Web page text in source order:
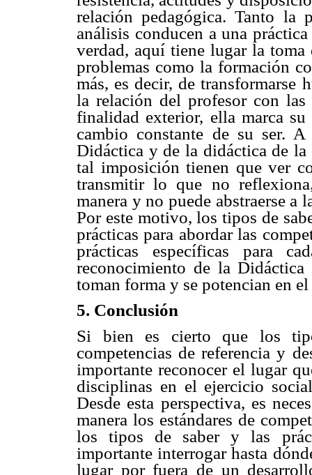
relación pedagógica. Tanto la
análisis conducen a una
verdad, aquí tiene lugar la
problemas como la formación
más, es decir, de transformarse
la relación del profesor con las
finalidad exterior, ella marca
cambio constante de su ser.
Didáctica y de la didáctica de
tal imposición tienen que ver
transmitir lo que no
manera y no puede abstraerse a
Por este motivo, los tipos de
prácticas para abordar las
prácticas específicas para
reconocimiento de la
toman forma y se potencian en
5. Conclusión
Si bien es cierto que los
competencias de referencia y
importante reconocer el lugar
disciplinas en el ejercicio
Desde esta perspectiva, es
manera los estándares de
los tipos de saber y las
importante interrogar hasta
lugar por fuera de un